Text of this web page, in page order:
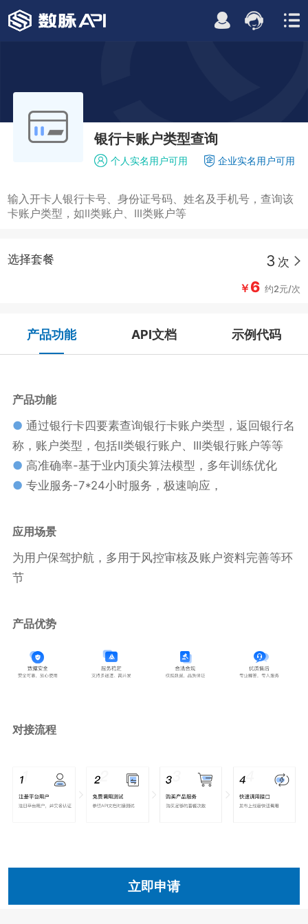
银行卡账户类型查询
个人实名用户可用 企业实名用户可用
输入开卡人银行卡号、身份证号码、姓名及手机号，查询该
卡账户类型，如II类账户、III类账户等
选择套餐 3 次
￥6 约2元/次
立即申请
产品功能 API文档 示例代码
产品功能
● 通过银行卡四要素查询银行卡账户类型，返回银行名
称，账户类型，包括II类银行账户、III类银行账户等等
● 高准确率-基于业内顶尖算法模型，多年训练优化
● 专业服务-7*24小时服务，极速响应，
应用场景
为用户保驾护航，多用于风控审核及账户资料完善等环
节
产品优势
对接流程